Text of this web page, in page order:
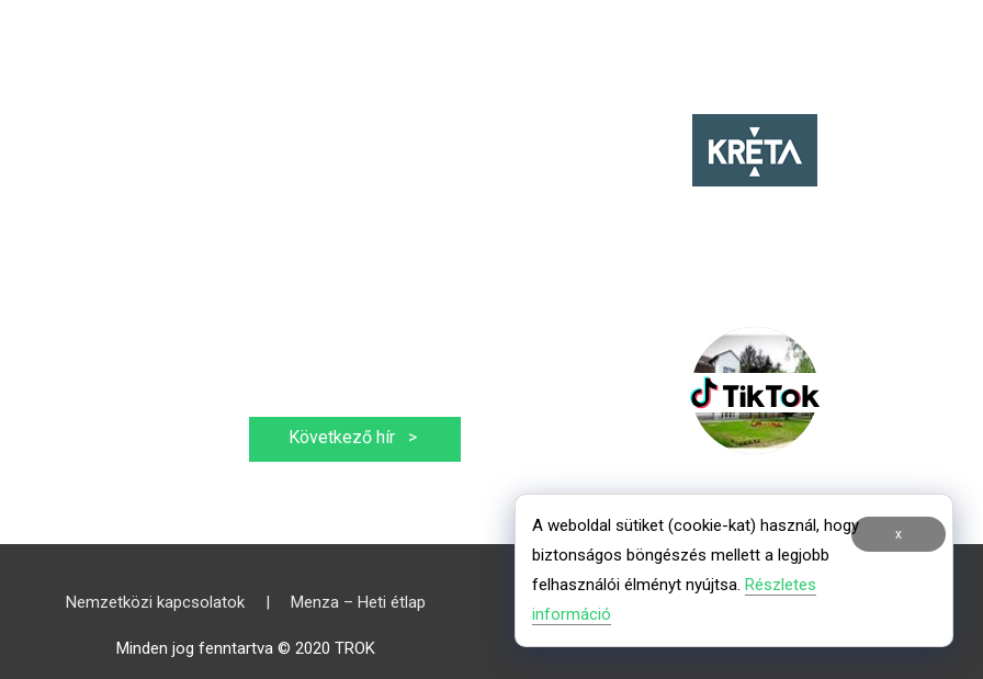
Következő hír >
Nemzetközi kapcsolatok | Menza – Heti étlap
Minden jog fenntartva © 2020 TROK
x
A weboldal sütiket (cookie-kat) használ, hogy
biztonságos böngészés mellett a legjobb
felhasználói élményt nyújtsa. Részletes
információ